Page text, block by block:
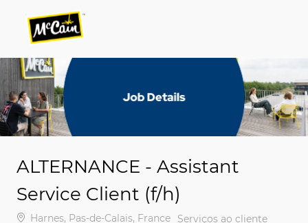
-
-
ALTERNANCE - Assistant
Service Client (f/h)
Localização
Harnes, Pas-de-Calais, France Categoria
Serviços ao cliente